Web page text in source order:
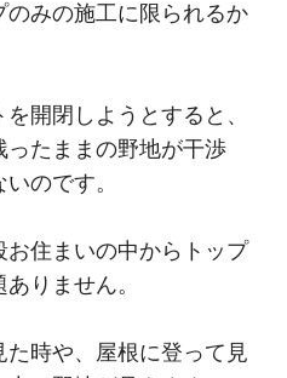
みの施工に限られるか
開閉しようとすると、
ったままの野地が干渉
のです。
住まいの中からトップ
りません。
た時や、屋根に登って見